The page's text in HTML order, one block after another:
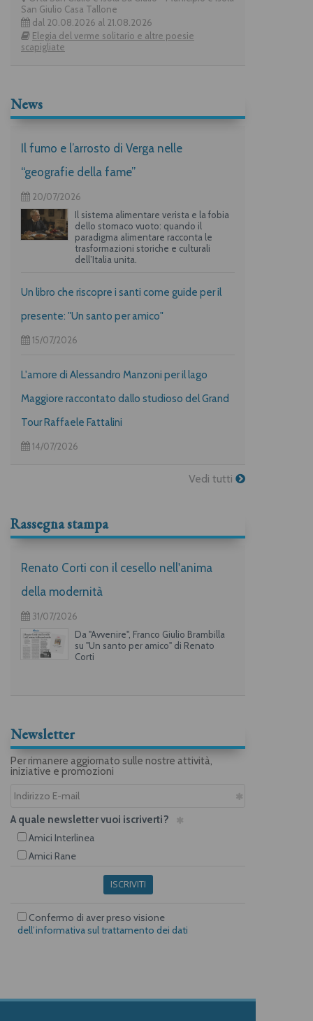
San Giulio Casa Tallone
dal 20.08.2026 al 21.08.2026
Elegia del verme solitario e altre poesie
scapigliate
News
Il fumo e l’arrosto di Verga nelle
“geografie della fame”
20/07/2026
Il sistema alimentare verista e la fobia
dello stomaco vuoto: quando il
paradigma alimentare racconta le
trasformazioni storiche e culturali
dell’Italia unita.
Un libro che riscopre i santi come guide per il
presente: "Un santo per amico"
15/07/2026
L'amore di Alessandro Manzoni per il lago
Maggiore raccontato dallo studioso del Grand
Tour Raffaele Fattalini
14/07/2026
Vedi tutti
Rassegna stampa
Renato Corti con il cesello nell'anima
della modernità
31/07/2026
Da "Avvenire", Franco Giulio Brambilla
su "Un santo per amico" di Renato
Corti
Newsletter
Per rimanere aggiornato sulle nostre attività,
iniziative e promozioni
A quale newsletter vuoi iscriverti?
Amici Interlinea
Amici Rane
ISCRIVITI
Confermo di aver preso visione
dell’informativa sul trattamento dei dati